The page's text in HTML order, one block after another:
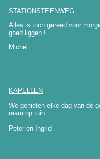
STATIONSTEENWEG
Alles is toch gereed voor
goed liggen !
Michel
KAPELLEN
We genieten elke dag van de
raam op tuin.
Peter en Ingrid